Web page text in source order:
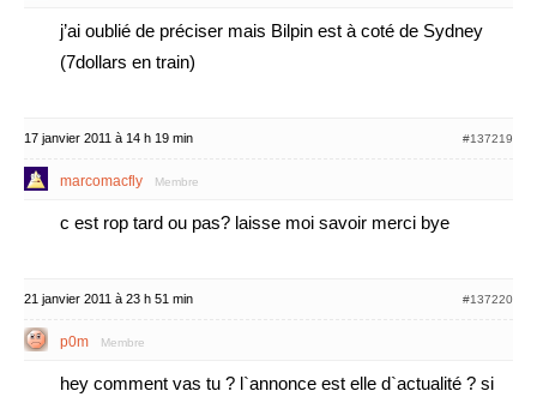
j’ai oublié de préciser mais Bilpin est à coté de Sydney
(7dollars en train)
17 janvier 2011 à 14 h 19 min #137219
marcomacfly Membre
c est rop tard ou pas? laisse moi savoir merci bye
21 janvier 2011 à 23 h 51 min #137220
p0m Membre
hey comment vas tu ? l`annonce est elle d`actualité ? si